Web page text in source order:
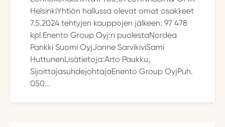
HelsinkiYhtiön hallussa olevat omat osakkeet
7.5.2024 tehtyjen kauppojen jälkeen: 97 478
kpl.Enento Group Oyj:n puolestaNordea
Pankki Suomi OyjJanne SarvikiviSami
HuttunenLisätietoja:Arto Paukku,
SijoittajasuhdejohtajaEnento Group OyjPuh.
050...